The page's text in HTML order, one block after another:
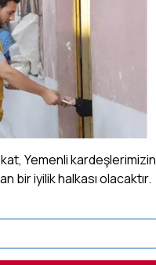
Yemenli kardeşlerimizin
bir iyilik halkası olacaktır.